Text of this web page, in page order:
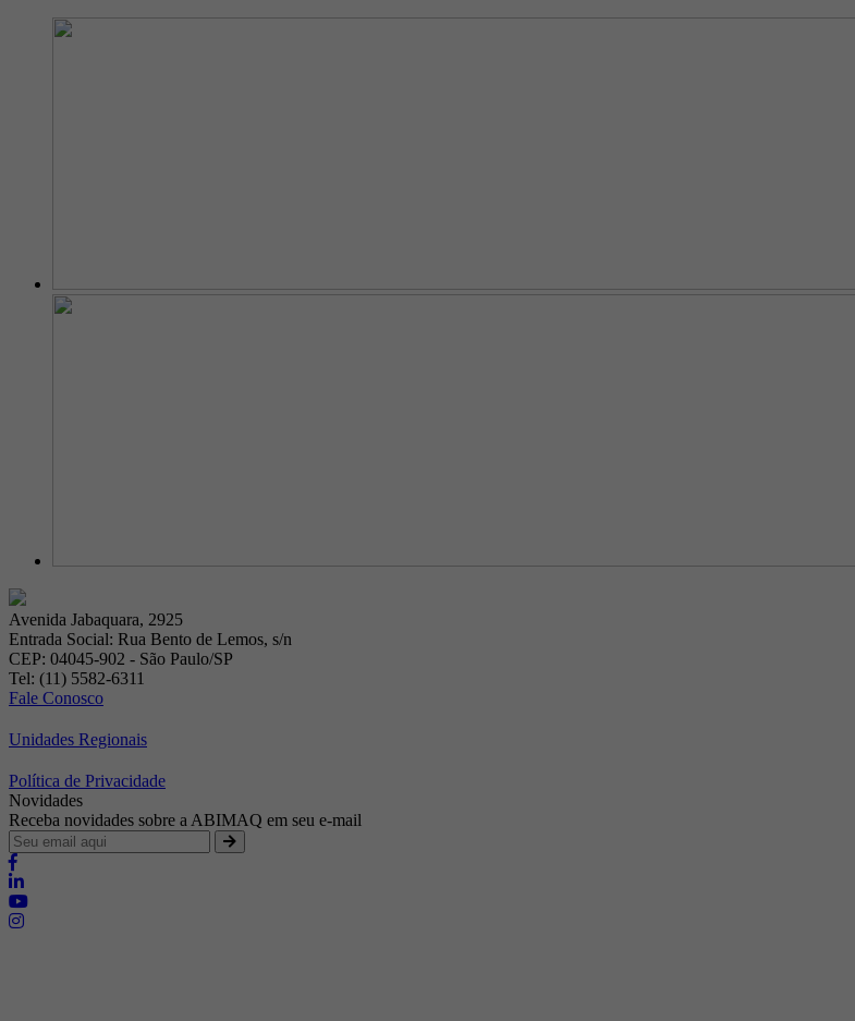
Avenida Jabaquara, 2925
Entrada Social: Rua Bento de Lemos, s/n
CEP: 04045-902 - São Paulo/SP
Tel: (11) 5582-6311
Fale Conosco
Unidades Regionais
Política de Privacidade
Novidades
Receba novidades sobre a ABIMAQ em seu e-mail